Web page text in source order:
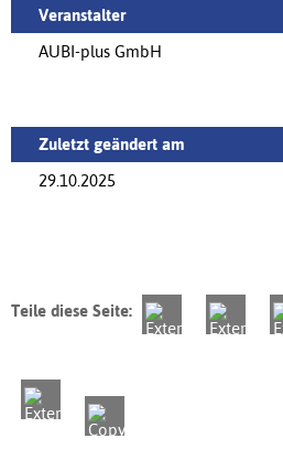
Veranstalter
AUBI-plus GmbH
Zuletzt geändert am
29.10.2025
Teile diese Seite: